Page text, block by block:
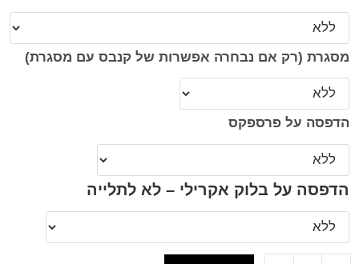
מסגרת (רק אם נבחרה אפשרות של קנבס עם מסגרת)
הדפסה על פרספקס
הדפסה על בלוק אקרילי – לא לתלייה